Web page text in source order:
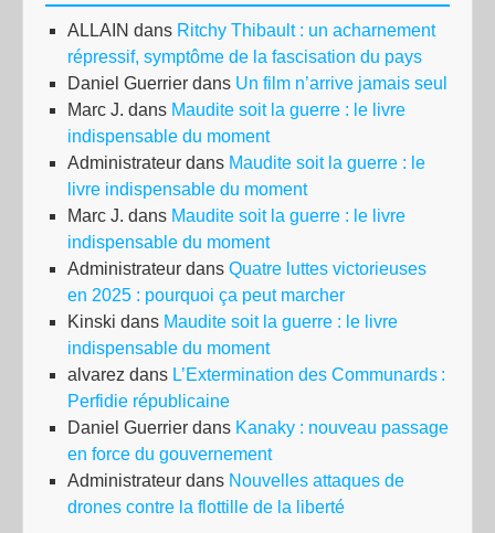
ALLAIN dans Ritchy Thibault : un acharnement
répressif, symptôme de la fascisation du pays
Daniel Guerrier dans Un film n’arrive jamais seul
Marc J. dans Maudite soit la guerre : le livre
indispensable du moment
Administrateur dans Maudite soit la guerre : le
livre indispensable du moment
Marc J. dans Maudite soit la guerre : le livre
indispensable du moment
Administrateur dans Quatre luttes victorieuses
en 2025 : pourquoi ça peut marcher
Kinski dans Maudite soit la guerre : le livre
indispensable du moment
alvarez dans L’Extermination des Communards :
Perfidie républicaine
Daniel Guerrier dans Kanaky : nouveau passage
en force du gouvernement
Administrateur dans Nouvelles attaques de
drones contre la flottille de la liberté